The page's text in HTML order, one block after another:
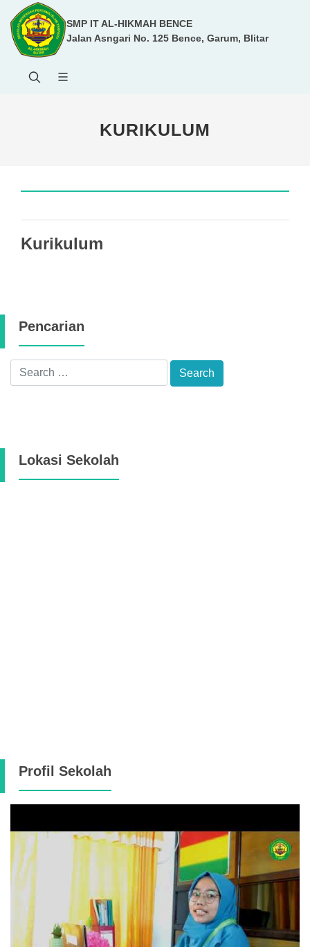
SMP IT AL-HIKMAH BENCE
Jalan Asngari No. 125 Bence, Garum, Blitar
KURIKULUM
Kurikulum
Pencarian
Lokasi Sekolah
Profil Sekolah